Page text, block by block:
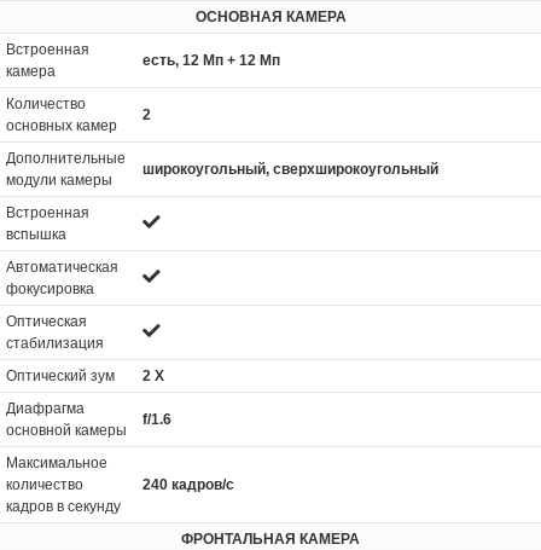
ОСНОВНАЯ КАМЕРА
Встроенная
камера
есть, 12 Мп + 12 Мп
Количество
основных камер
2
Дополнительные
модули камеры
широкоугольный, сверхширокоугольный
Встроенная
вспышка
Автоматическая
фокусировка
Оптическая
стабилизация
Оптический зум
2 Х
Диафрагма
основной камеры
f/1.6
Максимальное
количество
кадров в секунду
240 кадров/с
ФРОНТАЛЬНАЯ КАМЕРА